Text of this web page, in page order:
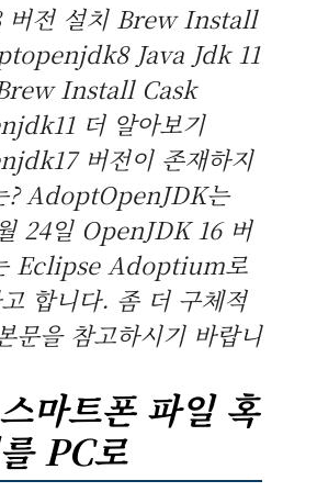
버전 설치 Brew Install
Java Jdk 11
Install Cask
더 알아보기
버전이 존재하지
? AdoptOpenJDK는
24일 OpenJDK 16 버
Eclipse Adoptium로
합니다. 좀 더 구체적
문을 참고하시기 바랍니
마트폰 파일 혹
PC로